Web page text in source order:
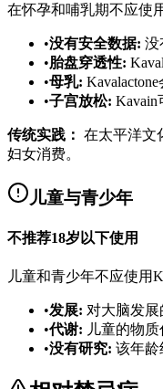
在怀孕和哺乳期不应使
•没有安全数据: 没
•胎盘穿透性:
•母乳:
•子宫放松: Kavain
传统实践： 在太平洋文
妇女消费。
儿童与青少年
不推荐18岁以下使用
儿童和青少年不应使用
•发展: 对大脑发
•代谢: 儿童的物
•没有研究: 该年龄